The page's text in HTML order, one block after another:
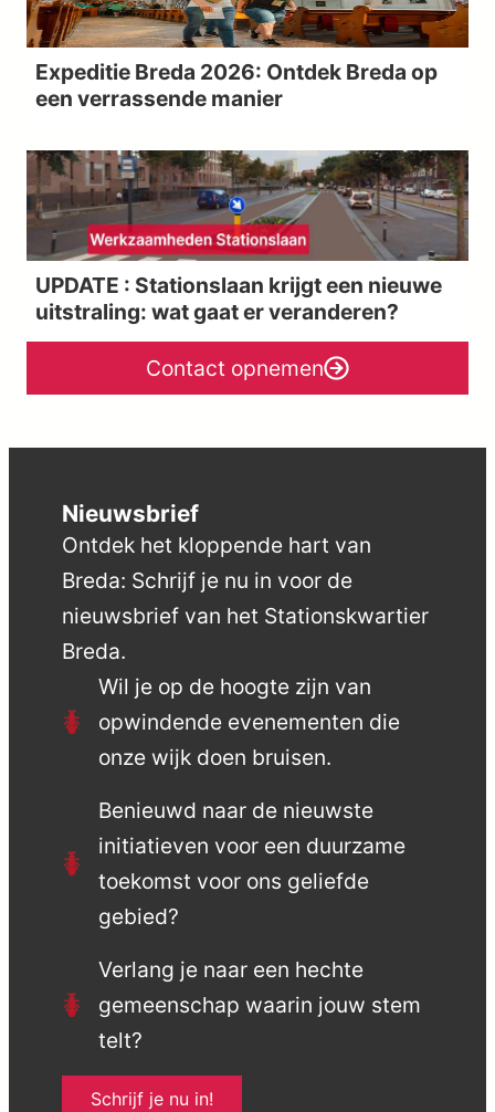
Expeditie Breda 2026: Ontdek Breda op
een verrassende manier
UPDATE : Stationslaan krijgt een nieuwe
uitstraling: wat gaat er veranderen?
Contact opnemen
Nieuwsbrief
Ontdek het kloppende hart van
Breda: Schrijf je nu in voor de
nieuwsbrief van het Stationskwartier
Breda.
Wil je op de hoogte zijn van
opwindende evenementen die
onze wijk doen bruisen.
Benieuwd naar de nieuwste
initiatieven voor een duurzame
toekomst voor ons geliefde
gebied?
Verlang je naar een hechte
gemeenschap waarin jouw stem
telt?
Schrijf je nu in!